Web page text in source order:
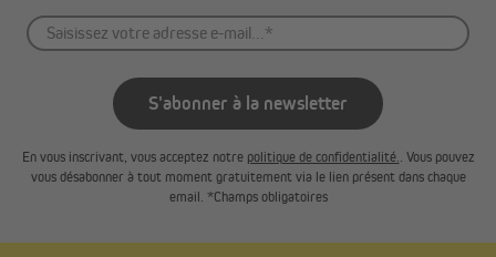
profilage supplémentaire dans la structure. Il est donc
également parfaitement adapté à une utilisation extrême.
S'abonner à la newsletter
En vous inscrivant, vous acceptez notre politique de confidentialité. . Vous pouvez
vous désabonner à tout moment gratuitement via le lien présent dans chaque
email. *Champs obligatoires